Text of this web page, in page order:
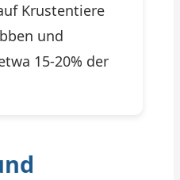
Krustentiere
und
15-20% der